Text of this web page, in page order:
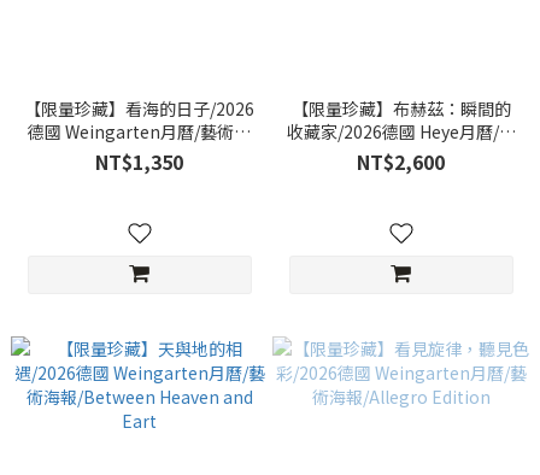
【限量珍藏】看海的日子/2026
德國 Weingarten月曆/藝術海
報/The Beauty of Seascapes
NT$1,350
【限量珍藏】布赫茲：瞬間的
收藏家/2026德國 Heye月曆/藝
術海報/Quint Buchholz
NT$2,600